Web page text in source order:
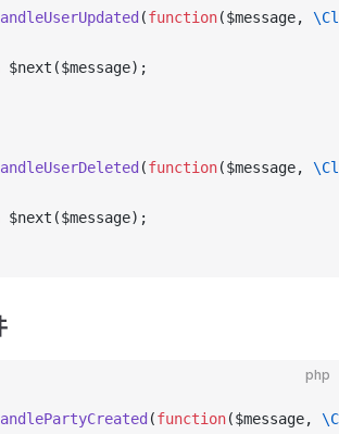
(function($message,
$next($message);
(function($message,
$next($message);
php
(function($message,